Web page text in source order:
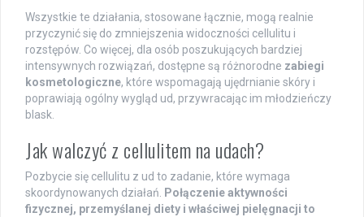
Wszystkie te działania, stosowane łącznie, mogą realnie
przyczynić się do zmniejszenia widoczności cellulitu i
rozstępów. Co więcej, dla osób poszukujących bardziej
intensywnych rozwiązań, dostępne są różnorodne zabiegi
kosmetologiczne, które wspomagają ujędrnianie skóry i
poprawiają ogólny wygląd ud, przywracając im młodzieńczy
blask.
Jak walczyć z cellulitem na udach?
Pozbycie się cellulitu z ud to zadanie, które wymaga
skoordynowanych działań.
Połączenie aktywności
fizycznej, przemyślanej diety i właściwej pielęgnacji to